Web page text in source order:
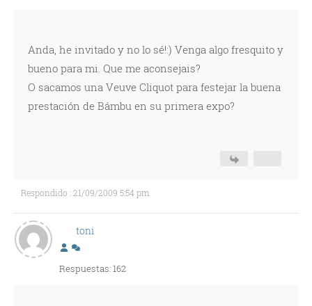
Anda, he invitado y no lo sé!:) Venga algo fresquito y
bueno para mi. Que me aconsejais?
O sacamos una Veuve Cliquot para festejar la buena
prestación de Bámbu en su primera expo?
Respondido : 21/09/2009 5:54 pm
toni
Respuestas: 162